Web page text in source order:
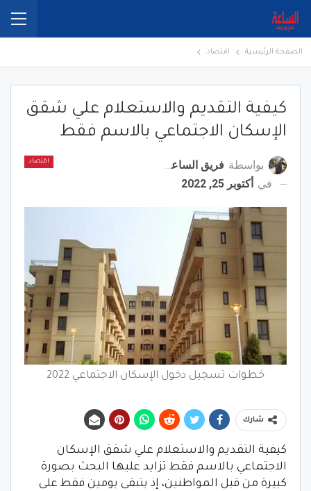
الصفحة الرئيسية اقتصاد
كيفية التقديم والاستعلام علي شقق
الإسكان الاجتماعي بالاسم فقط
اقتصاد بواسطة فريق الساعة برس
في أكتوبر 25, 2022
خطوات تسجيل دخول الإسكان الاجتماعي 2022
شارك
كيفية التقديم والاستعلام علي شقق الإسكان
الاجتماعي بالاسم فقط تزايد عليها البحث بصورة
كبيرة من قبل المواطنين، إذ يتبقى يومين فقط على